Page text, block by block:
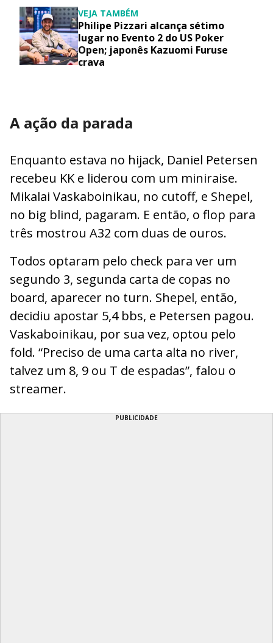
VEJA TAMBÉM
Philipe Pizzari alcança sétimo
lugar no Evento 2 do US Poker
Open; japonês Kazuomi Furuse
crava
A ação da parada
Enquanto estava no hijack, Daniel Petersen
recebeu KK e liderou com um miniraise.
Mikalai Vaskaboinikau, no cutoff, e Shepel,
no big blind, pagaram. E então, o flop para
três mostrou A32 com duas de ouros.
Todos optaram pelo check para ver um
segundo 3, segunda carta de copas no
board, aparecer no turn. Shepel, então,
decidiu apostar 5,4 bbs, e Petersen pagou.
Vaskaboinikau, por sua vez, optou pelo
fold. “Preciso de uma carta alta no river,
talvez um 8, 9 ou T de espadas”, falou o
streamer.
PUBLICIDADE